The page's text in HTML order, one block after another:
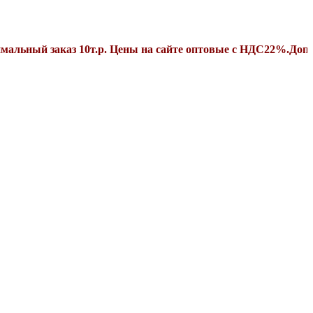
заказ 10т.р. Цены на сайте оптовые с